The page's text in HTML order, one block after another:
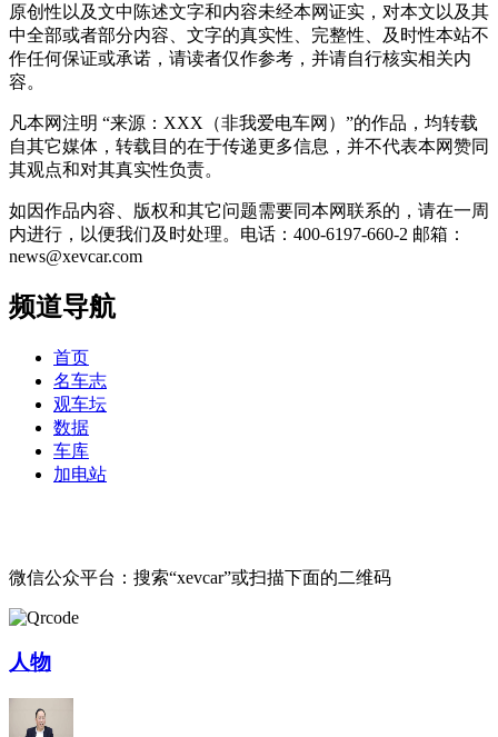
原创性以及文中陈述文字和内容未经本网证实，对本文以及其
中全部或者部分内容、文字的真实性、完整性、及时性本站不
作任何保证或承诺，请读者仅作参考，并请自行核实相关内
容。
凡本网注明 “来源：XXX（非我爱电车网）”的作品，均转载
自其它媒体，转载目的在于传递更多信息，并不代表本网赞同
其观点和对其真实性负责。
如因作品内容、版权和其它问题需要同本网联系的，请在一周
内进行，以便我们及时处理。电话：400-6197-660-2 邮箱：
news@xevcar.com
频道导航
首页
名车志
观车坛
数据
车库
加电站
微信公众平台：搜索“xevcar”或扫描下面的二维码
人物